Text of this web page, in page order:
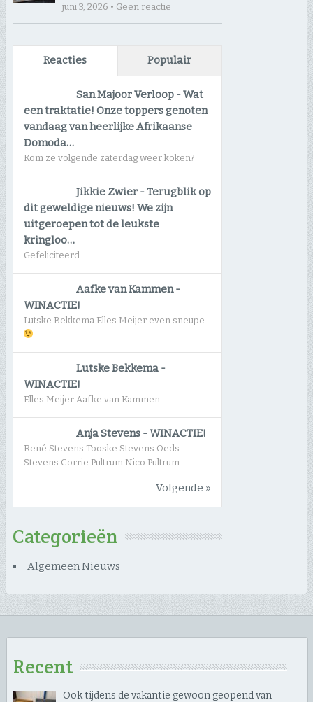
juni 3, 2026 • Geen reactie
Reacties Populair
San Majoor Verloop -Wat
een traktatie! Onze toppers genoten
vandaag van heerlijke Afrikaanse
Domoda…
Kom ze volgende zaterdag weer koken?
Jikkie Zwier -Terugblik op
dit geweldige nieuws! We zijn
uitgeroepen tot de leukste
kringloo…
Gefeliciteerd
Aafke van Kammen-
WINACTIE!
Lutske Bekkema Elles Meijer even sneupe
Lutske Bekkema -
WINACTIE!
Elles Meijer Aafke van Kammen
Anja Stevens -WINACTIE!
René Stevens Tooske Stevens Oeds
Stevens Corrie Pultrum Nico Pultrum
Volgende »
Categorieën
Algemeen Nieuws
Recent
Ook tijdens de vakantie gewoon geopend van